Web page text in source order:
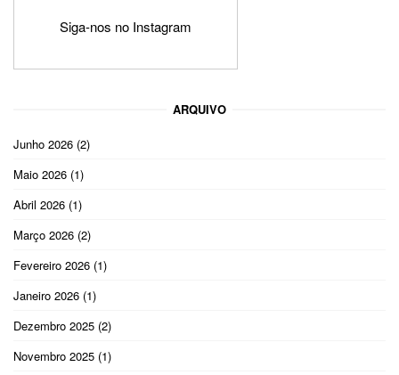
Siga-nos no Instagram
ARQUIVO
Junho 2026 (2)
Maio 2026 (1)
Abril 2026 (1)
Março 2026 (2)
Fevereiro 2026 (1)
Janeiro 2026 (1)
Dezembro 2025 (2)
Novembro 2025 (1)